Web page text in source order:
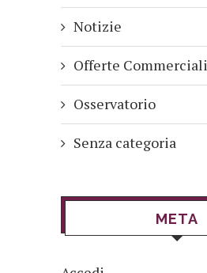
Notizie
Offerte Commerciali
Osservatorio
Senza categoria
META